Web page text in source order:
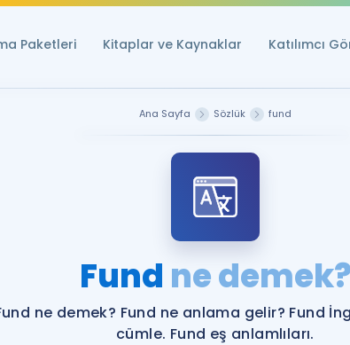
Paketleri Kitaplar ve Kaynaklar Katılımcı
YDS
YDS
Ana Sayfa Sözlük fund
Fund ne demek?
ne demek? Fund ne anlama gelir? Fund
cümle. Fund eş anlamlıları.